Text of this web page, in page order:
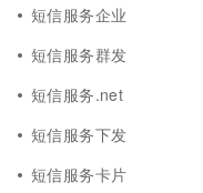
短信服务企业
短信服务群发
短信服务.net
短信服务下发
短信服务卡片